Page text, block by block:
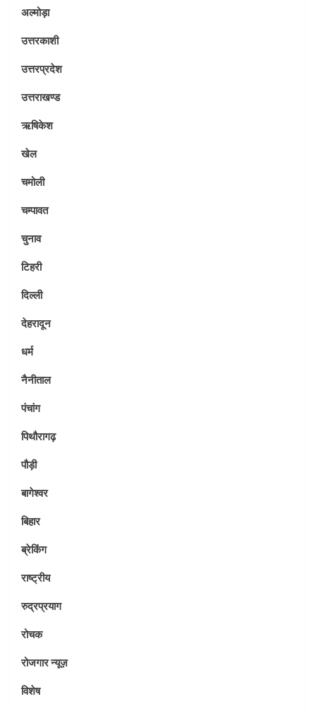
अल्मोड़ा
उत्तरकाशी
उत्तरप्रदेश
उत्तराखण्ड
ऋषिकेश
खेल
चमोली
चम्पावत
चुनाव
टिहरी
दिल्ली
देहरादून
धर्म
नैनीताल
पंचांग
पिथौरागढ़
पौड़ी
बागेश्वर
बिहार
ब्रेकिंग
राष्ट्रीय
रुद्रप्रयाग
रोचक
रोजगार न्यूज़
विशेष